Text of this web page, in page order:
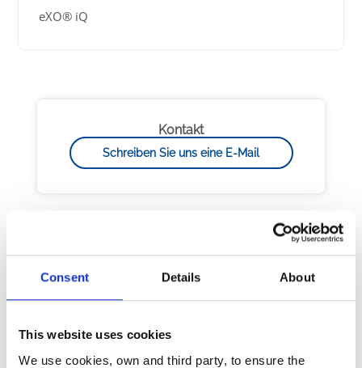
Consent Details About
This website uses cookies
We use cookies, own and third party, to ensure the
eXO® iQ
Kontakt
Schreiben Sie uns eine E-Mail
FAQ
///"DEFAUT DEBIT CONTROLER POMPE"///
TRi Expert